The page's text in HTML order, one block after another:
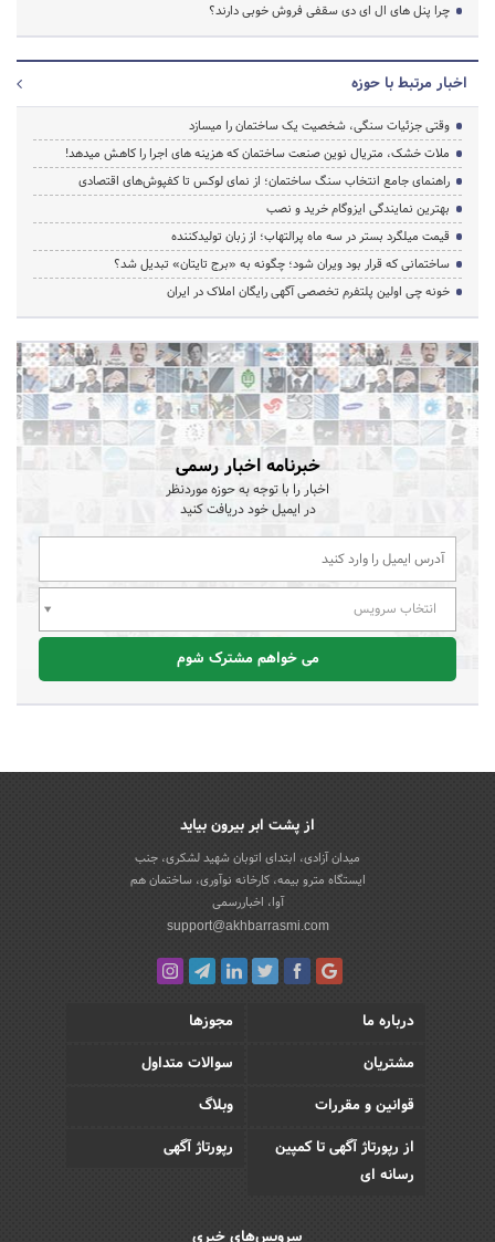
چرا پنل های ال ای دی سقفی فروش خوبی دارند؟
اخبار مرتبط با حوزه
وقتی جزئیات سنگی، شخصیت یک ساختمان را میسازد
ملات خشک، متریال نوین صنعت ساختمان که هزینه‌ های اجرا را کاهش میدهد!
راهنمای جامع انتخاب سنگ ساختمان؛ از نمای لوکس تا کفپوش‌های اقتصادی
بهترین نمایندگی ایزوگام خرید و نصب
قیمت میلگرد بستر در سه ماه پرالتهاب؛ از زبان تولیدکننده
ساختمانی که قرار بود ویران شود؛ چگونه به «برج تایتان» تبدیل شد؟
خونه چی اولین پلتفرم تخصصی آگهی رایگان املاک در ایران
خبرنامه اخبار رسمی
اخبار را با توجه به حوزه موردنظر
در ایمیل خود دریافت کنید
انتخاب سرویس
می خواهم مشترک شوم
از پشت ابر بیرون بیاید
میدان آزادی، ابتدای اتوبان شهید لشکری، جنب
ایستگاه مترو بیمه، کارخانه نوآوری، ساختمان هم
آوا، اخباررسمی
support@akhbarrasmi.com
درباره ما
مجوزها
مشتریان
سوالات متداول
قوانین و مقررات
وبلاگ
از رپورتاژ آگهی تا کمپین
رسانه ای
رپورتاژ آگهی